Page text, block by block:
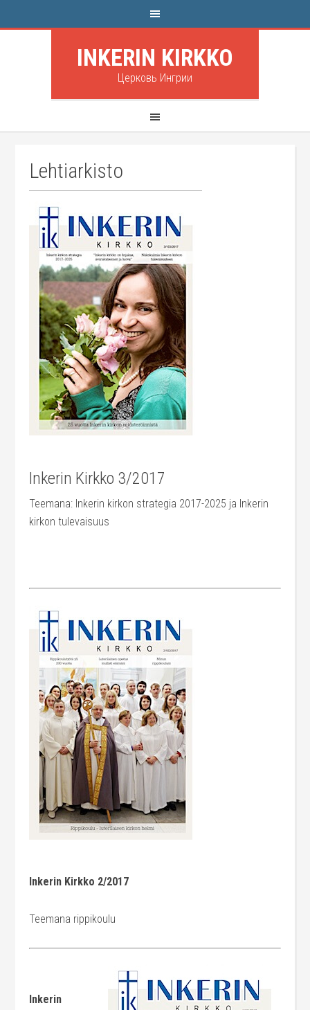
INKERIN KIRKKO
Церковь Ингрии
Lehtiarkisto
Inkerin Kirkko 3/2017
Teemana: Inkerin kirkon strategia 2017-2025 ja Inkerin
kirkon tulevaisuus
Inkerin Kirkko 2/2017
Teemana rippikoulu
Inkerin